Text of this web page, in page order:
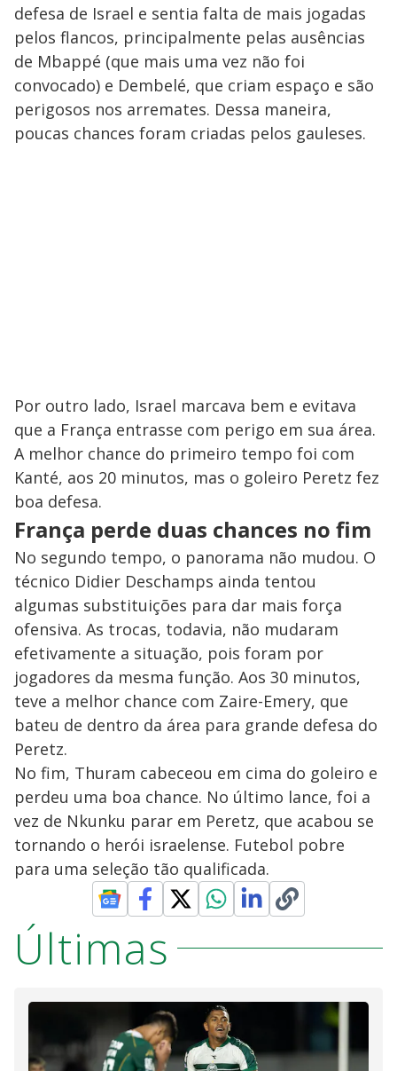
defesa de Israel e sentia falta de mais jogadas
pelos flancos, principalmente pelas ausências
de Mbappé (que mais uma vez não foi
convocado) e Dembelé, que criam espaço e são
perigosos nos arremates. Dessa maneira,
poucas chances foram criadas pelos gauleses.
Por outro lado, Israel marcava bem e evitava
que a França entrasse com perigo em sua área.
A melhor chance do primeiro tempo foi com
Kanté, aos 20 minutos, mas o goleiro Peretz fez
boa defesa.
França perde duas chances no fim
No segundo tempo, o panorama não mudou. O
técnico Didier Deschamps ainda tentou
algumas substituições para dar mais força
ofensiva. As trocas, todavia, não mudaram
efetivamente a situação, pois foram por
jogadores da mesma função. Aos 30 minutos,
teve a melhor chance com Zaire-Emery, que
bateu de dentro da área para grande defesa do
Peretz.
No fim, Thuram cabeceou em cima do goleiro e
perdeu uma boa chance. No último lance, foi a
vez de Nkunku parar em Peretz, que acabou se
tornando o herói israelense. Futebol pobre
para uma seleção tão qualificada.
Últimas